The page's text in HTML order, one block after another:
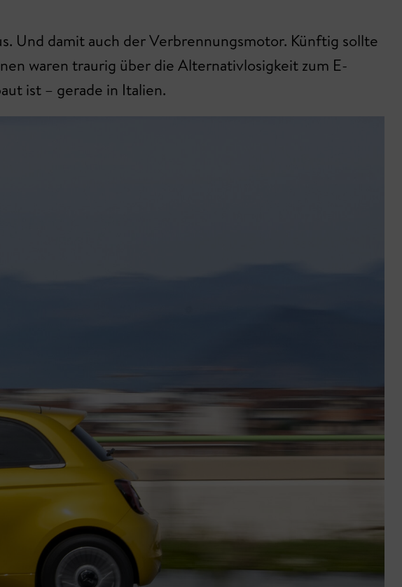
Und damit auch der Verbrennungsmotor. Künftig sollte
waren traurig über die Alternativlosigkeit zum E-
ist – gerade in Italien.